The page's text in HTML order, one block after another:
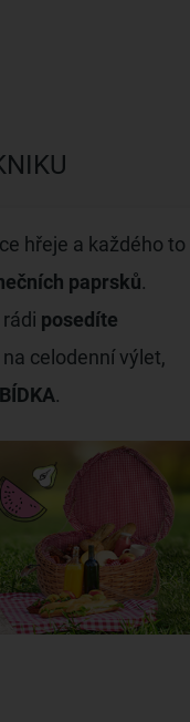
hřeje a každého to
paprsků.
rádi posedíte
celodenní výlet,
.